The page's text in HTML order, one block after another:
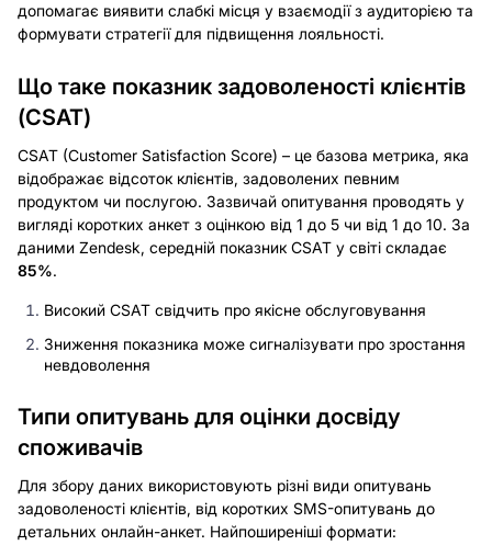
допомагає виявити слабкі місця у взаємодії з аудиторією та
формувати стратегії для підвищення лояльності.
Що таке показник задоволеності клієнтів
(CSAT)
CSAT (Customer Satisfaction Score) – це базова метрика, яка
відображає відсоток клієнтів, задоволених певним
продуктом чи послугою. Зазвичай опитування проводять у
вигляді коротких анкет з оцінкою від 1 до 5 чи від 1 до 10. За
даними Zendesk, середній показник CSAT у світі складає
85%.
Високий CSAT свідчить про якісне обслуговування
Зниження показника може сигналізувати про зростання
невдоволення
Типи опитувань для оцінки досвіду
споживачів
Для збору даних використовують різні види опитувань
задоволеності клієнтів, від коротких SMS-опитувань до
детальних онлайн-анкет. Найпоширеніші формати: